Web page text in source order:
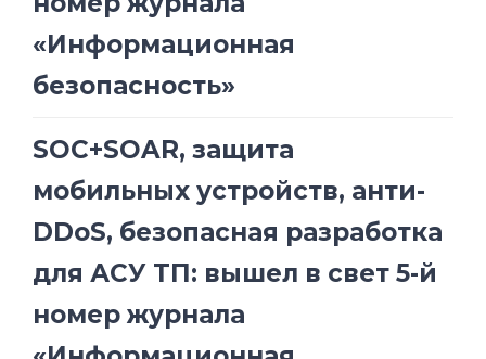
«Информационная
безопасность»
SOC+SOAR, защита
мобильных устройств, анти-
DDoS, безопасная разработка
для АСУ ТП: вышел в свет 5-й
номер журнала